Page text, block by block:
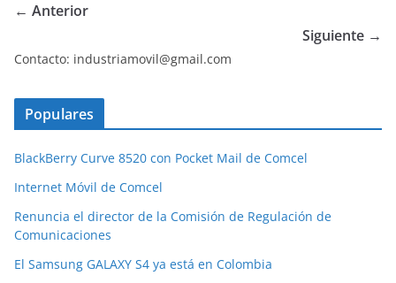
← Anterior
Siguiente →
Contacto: industriamovil@gmail.com
Populares
BlackBerry Curve 8520 con Pocket Mail de Comcel
Internet Móvil de Comcel
Renuncia el director de la Comisión de Regulación de
Comunicaciones
El Samsung GALAXY S4 ya está en Colombia